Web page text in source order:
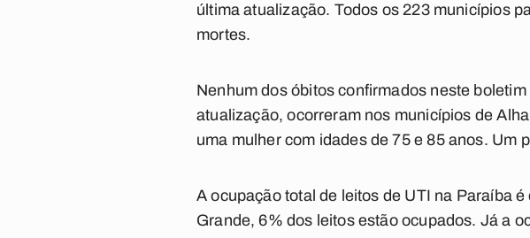
última atualização. Todos os 223 municípios
mortes.
Nenhum dos óbitos confirmados neste
atualização, ocorreram nos municípios de
uma mulher com idades de 75 e 85 anos. Um
A ocupação total de leitos de UTI na Paraíba
Grande, 6% dos leitos estão ocupados. Já a